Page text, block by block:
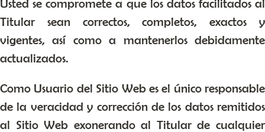
Usted se compromete a que los datos facilitados al
Titular sean correctos, completos, exactos y
vigentes, así como a mantenerlos debidamente
actualizados.
Como Usuario del Sitio Web es el único responsable
de la veracidad y corrección de los datos remitidos
al Sitio Web exonerando al Titular de cualquier